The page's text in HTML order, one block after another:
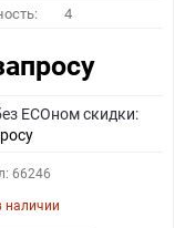
4
ECOном скидки:
66246
наличии